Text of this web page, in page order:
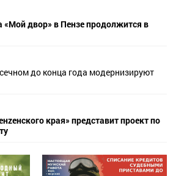
двор» в Пензе продолжится в
до конца года модернизируют
края» представит проект по